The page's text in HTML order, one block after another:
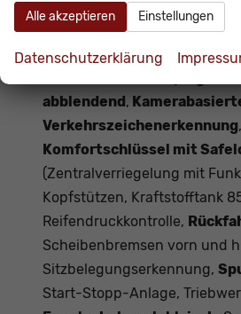
ParkPilot vorn und hinten,
Wärmeschutzverglasung,
mit virtuelles Pedal,
abblendend ,
Verkehrszeichenerkennung
Komfortschlüssel mit
(Zentralverriegelung mit
Kopfstützen, Kraftstofftank
Reifendruckkontrolle,
Scheibenbremsen vorn und
Sitzbelegungserkennung,
Start-Stopp-Anlage,
Alle akzeptieren Einstellungen
Datenschutzerklärung